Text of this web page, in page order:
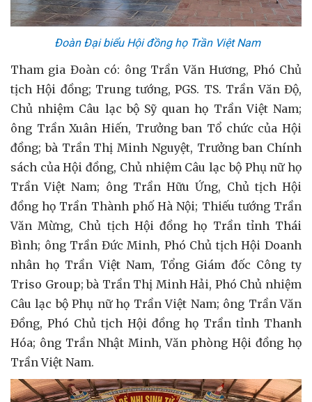
Đoàn Đại biểu Hội đồng họ Trần Việt Nam
Tham gia Đoàn có: ông Trần Văn Hương, Phó Chủ
tịch Hội đồng; Trung tướng, PGS. TS. Trần Văn Độ,
Chủ nhiệm Câu lạc bộ Sỹ quan họ Trần Việt Nam;
ông Trần Xuân Hiến, Trưởng ban Tổ chức của Hội
đồng; bà Trần Thị Minh Nguyệt, Trưởng ban Chính
sách của Hội đồng, Chủ nhiệm Câu lạc bộ Phụ nữ họ
Trần Việt Nam; ông Trần Hữu Ứng, Chủ tịch Hội
đồng họ Trần Thành phố Hà Nội; Thiếu tướng Trần
Văn Mừng, Chủ tịch Hội đồng họ Trần tỉnh Thái
Bình; ông Trần Đức Minh, Phó Chủ tịch Hội Doanh
nhân họ Trần Việt Nam, Tổng Giám đốc Công ty
Triso Group; bà Trần Thị Minh Hải, Phó Chủ nhiệm
Câu lạc bộ Phụ nữ họ Trần Việt Nam; ông Trần Văn
Đồng, Phó Chủ tịch Hội đồng họ Trần tỉnh Thanh
Hóa; ông Trần Nhật Minh, Văn phòng Hội đồng họ
Trần Việt Nam.